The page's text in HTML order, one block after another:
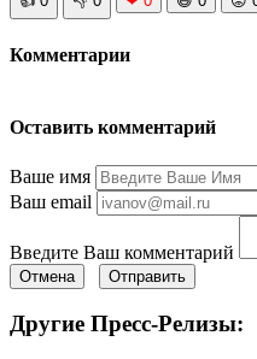
Комментарии
Оставить комментарий
Ваше имя
Ваш email
Введите Ваш комментарий
Отмена Отправить
Другие Пресс-Релизы: